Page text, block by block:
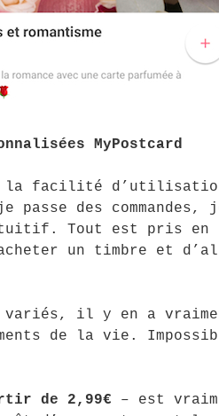
MyPostcard
la facilité
des commandes,
Tout est pris en
un timbre et
variés, il y en a
de la vie.
de 2,99€ – est